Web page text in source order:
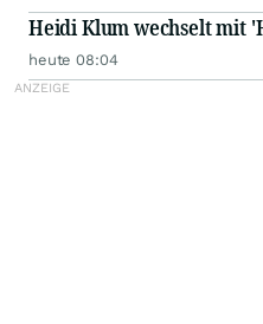
Heidi Klum wechselt mit
heute 08:04